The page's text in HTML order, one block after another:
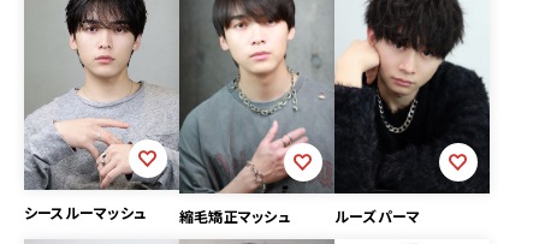
シースルーマッシュ 縮毛矯正マッシュ ルーズパーマ